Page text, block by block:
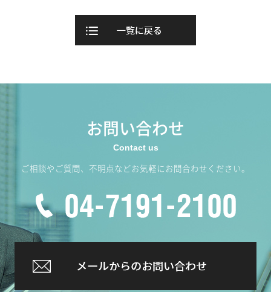
お問い合わせ
ご相談やご質問、不明点などお気軽にお問合わせください。